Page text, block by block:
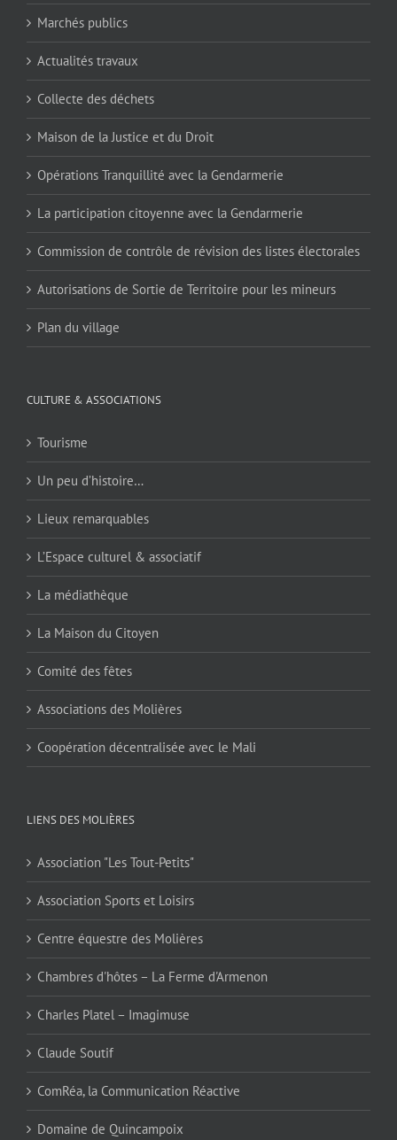
Marchés publics
Actualités travaux
Collecte des déchets
Maison de la Justice et du Droit
Opérations Tranquillité avec la Gendarmerie
La participation citoyenne avec la Gendarmerie
Commission de contrôle de révision des listes électorales
Autorisations de Sortie de Territoire pour les mineurs
Plan du village
CULTURE & ASSOCIATIONS
Tourisme
Un peu d’histoire…
Lieux remarquables
L’Espace culturel & associatif
La médiathèque
La Maison du Citoyen
Comité des fêtes
Associations des Molières
Coopération décentralisée avec le Mali
LIENS DES MOLIÈRES
Association "Les Tout-Petits"
Association Sports et Loisirs
Centre équestre des Molières
Chambres d'hôtes – La Ferme d'Armenon
Charles Platel – Imagimuse
Claude Soutif
ComRéa, la Communication Réactive
Domaine de Quincampoix